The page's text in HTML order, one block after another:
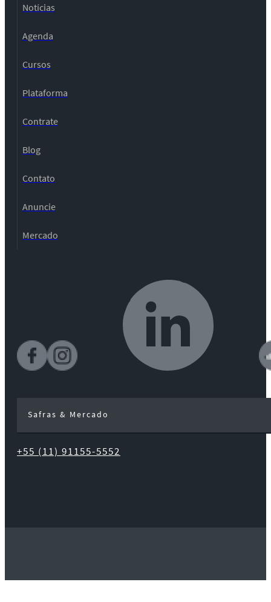
Notícias
Agenda
Cursos
Plataforma
Contrate
Blog
Contato
Anuncie
Mercado
Safras & Mercado
+55 (11) 91155-5552